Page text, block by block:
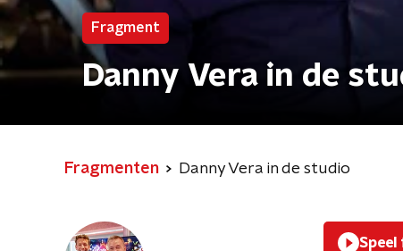
Fragment
Danny Vera in de
Fragmenten Danny Vera in de studio